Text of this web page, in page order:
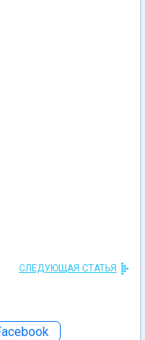
СЛЕДУЮЩАЯ СТАТЬЯ